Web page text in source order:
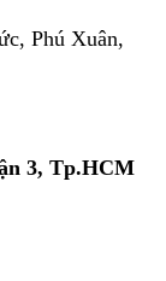
Phú Xuân,
3, Tp.HCM